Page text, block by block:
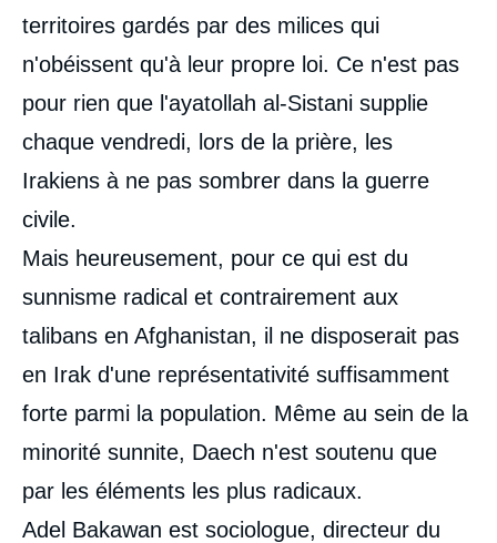
territoires gardés par des milices qui
n'obéissent qu'à leur propre loi. Ce n'est pas
pour rien que l'ayatollah al-Sistani supplie
chaque vendredi, lors de la prière, les
Irakiens à ne pas sombrer dans la guerre
civile.
Mais heureusement, pour ce qui est du
sunnisme radical et contrairement aux
talibans en Afghanistan, il ne disposerait pas
en Irak d'une représentativité suffisamment
forte parmi la population. Même au sein de la
minorité sunnite, Daech n'est soutenu que
par les éléments les plus radicaux.
Adel Bakawan est sociologue, directeur du